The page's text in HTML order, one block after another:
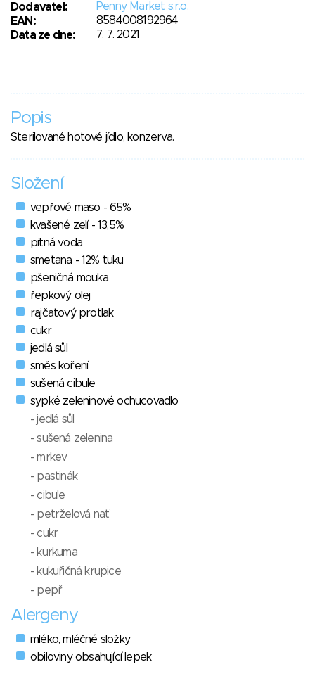
Dodavatel:
Penny Market s.r.o.
EAN:
8584008192964
Data ze dne:
7. 7. 2021
Popis
Sterilované hotové jídlo, konzerva.
Složení
vepřové maso - 65%
kvašené zelí - 13,5%
pitná voda
smetana - 12% tuku
pšeničná mouka
řepkový olej
rajčatový protlak
cukr
jedlá sůl
směs koření
sušená cibule
sypké zeleninové ochucovadlo
- jedlá sůl
- sušená zelenina
- mrkev
- pastinák
- cibule
- petrželová nať
- cukr
- kurkuma
- kukuřičná krupice
- pepř
Alergeny
mléko, mléčné složky
obiloviny obsahující lepek